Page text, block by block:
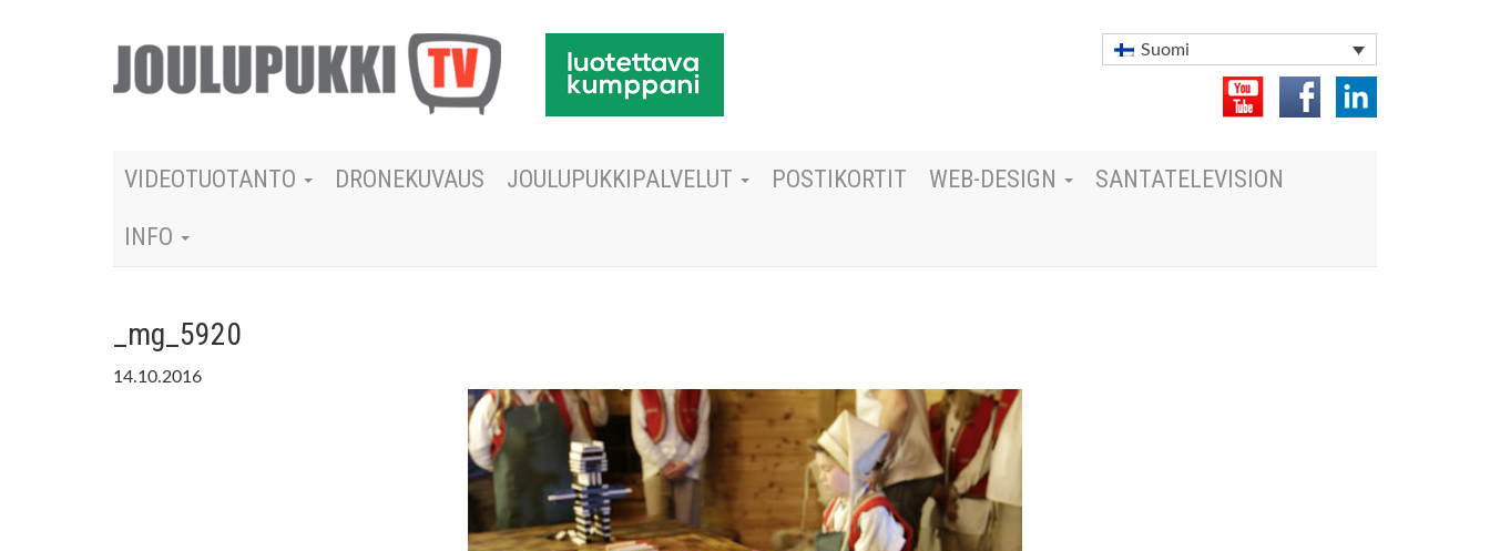
Suomi
VIDEOTUOTANTO DRONEKUVAUS JOULUPUKKIPALVELUT POSTIKORTIT WEB-DESIGN SANTATELEVISION
INFO
_mg_5920
14.10.2016